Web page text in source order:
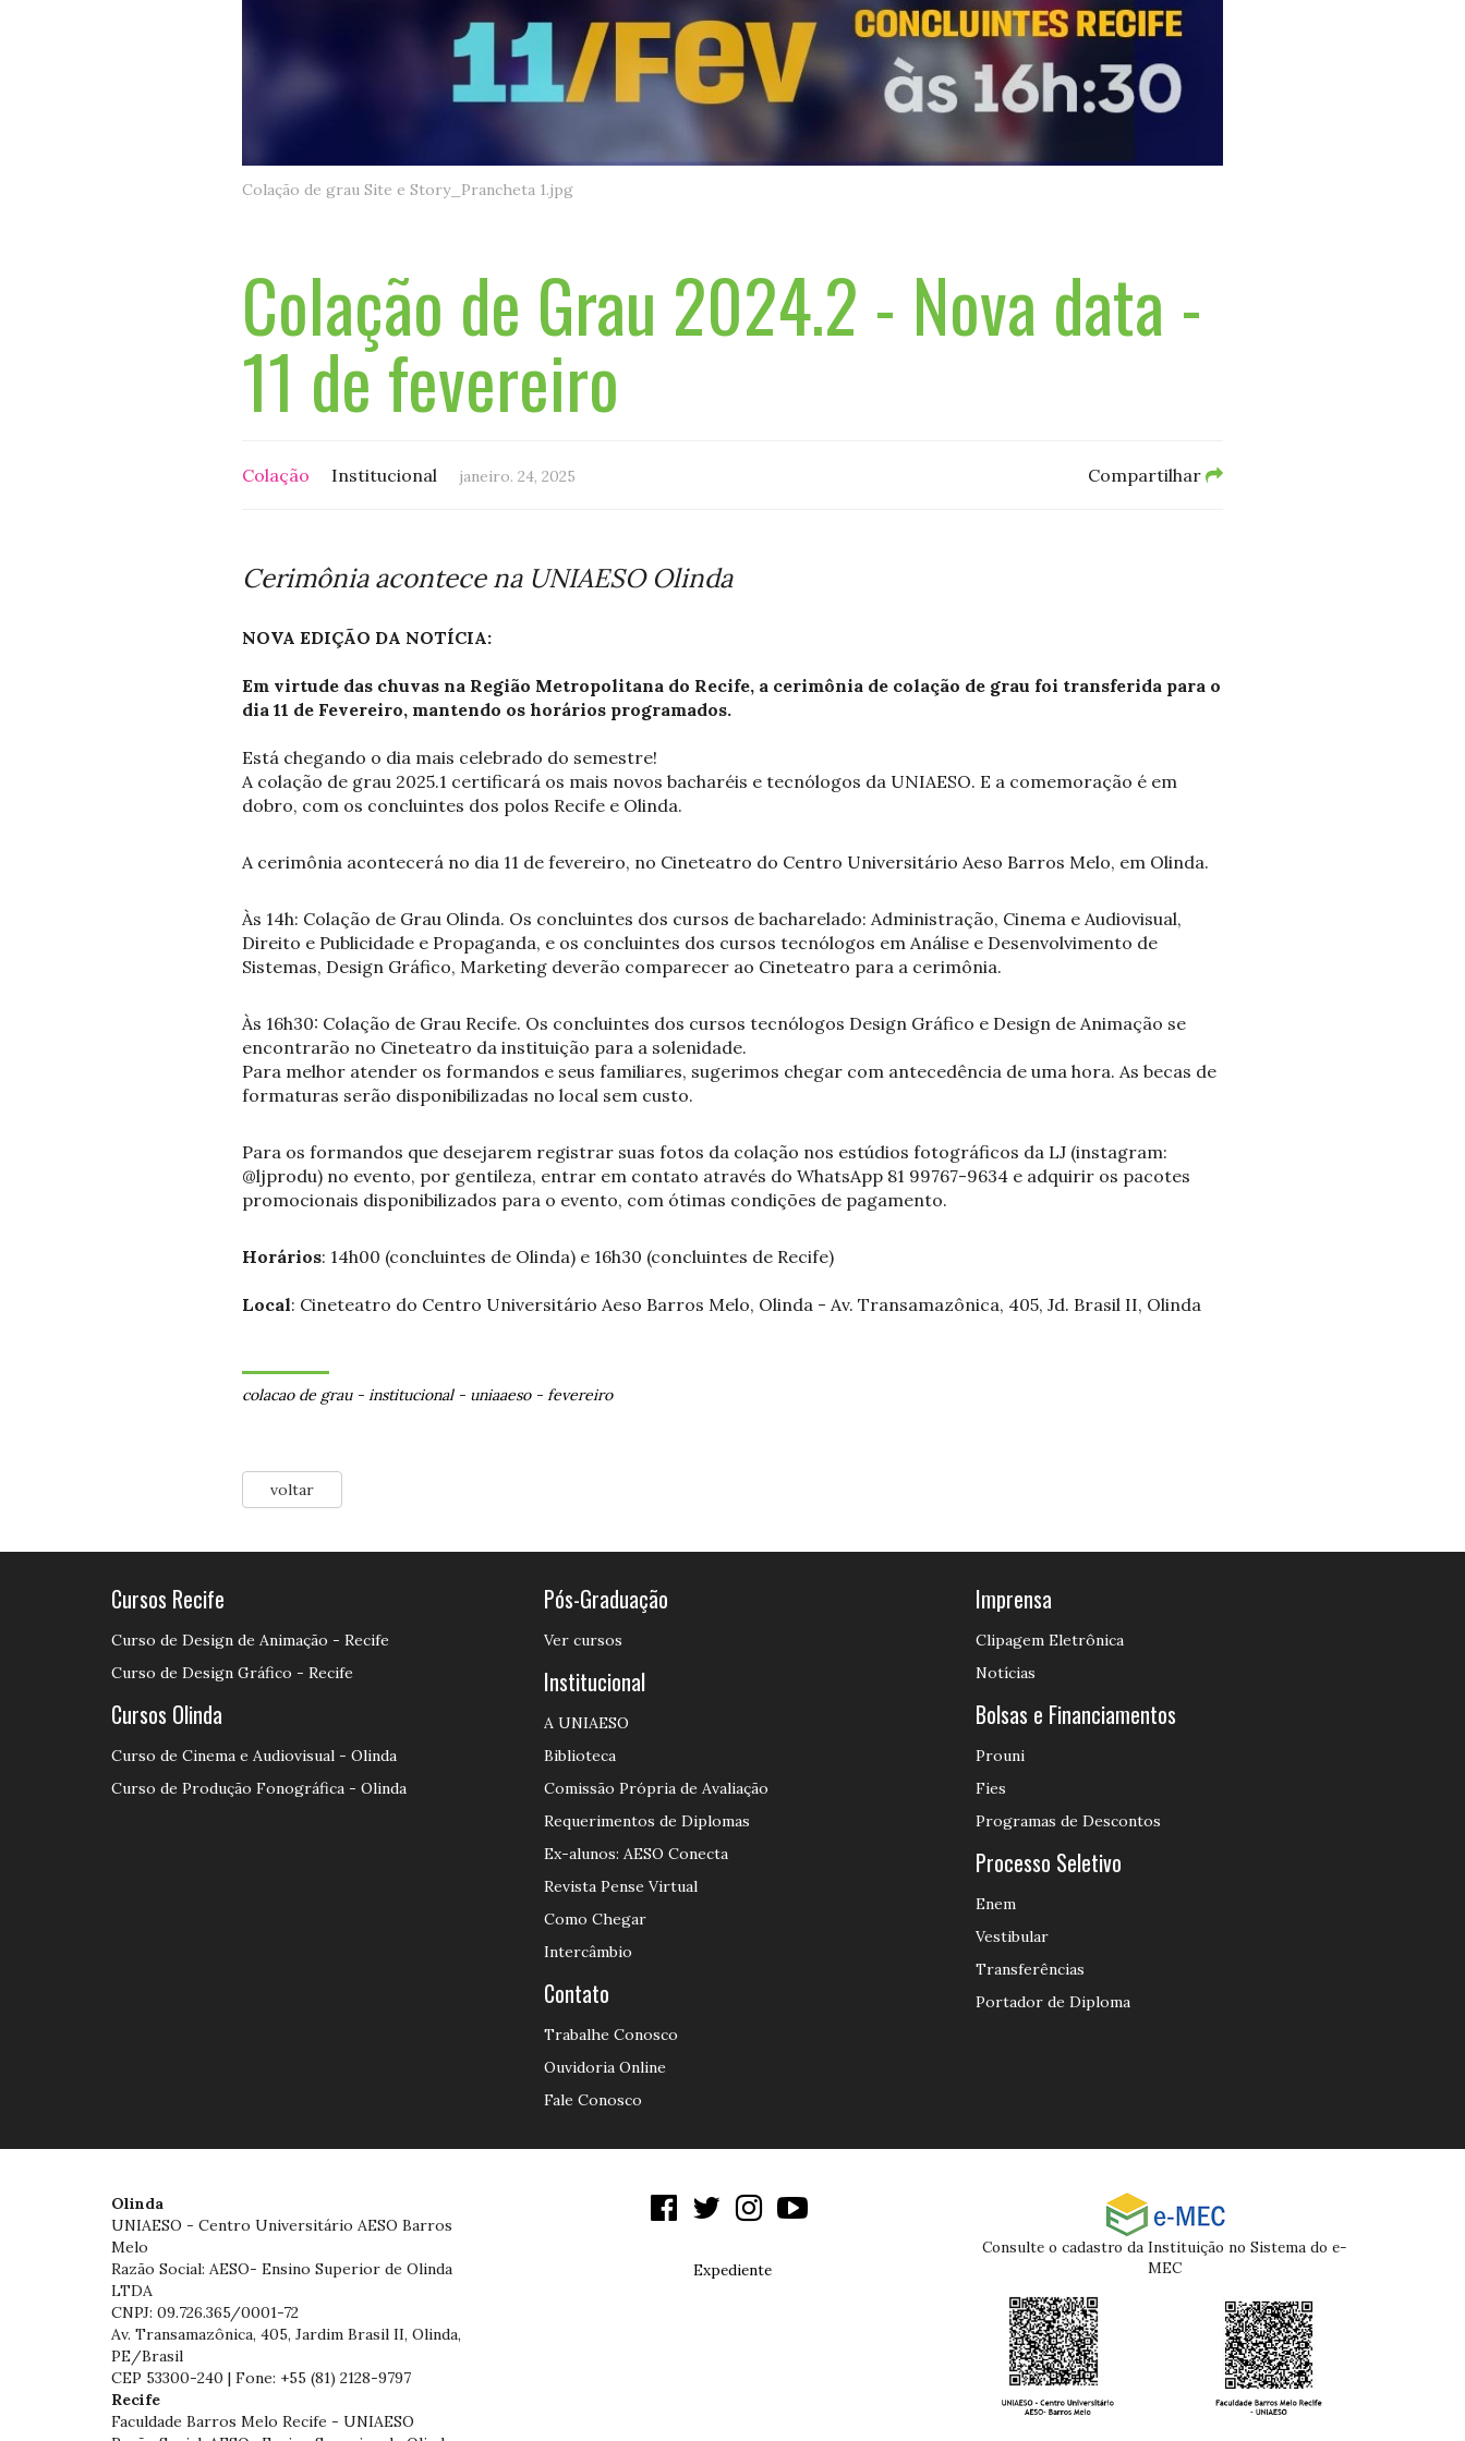
Colação de grau Site e Story_Prancheta 1.jpg
Colação de Grau 2024.2 - Nova data -
11 de fevereiro
Colação Institucional janeiro. 24, 2025 Compartilhar
Cerimônia acontece na UNIAESO Olinda
NOVA EDIÇÃO DA NOTÍCIA:
Em virtude das chuvas na Região Metropolitana do Recife, a cerimônia de colação de grau foi transferida para o
dia 11 de Fevereiro, mantendo os horários programados.
Está chegando o dia mais celebrado do semestre!
A colação de grau 2025.1 certificará os mais novos bacharéis e tecnólogos da UNIAESO. E a comemoração é em
dobro, com os concluintes dos polos Recife e Olinda.
A cerimônia acontecerá no dia 11 de fevereiro, no Cineteatro do Centro Universitário Aeso Barros Melo, em Olinda.
Às 14h: Colação de Grau Olinda. Os concluintes dos cursos de bacharelado: Administração, Cinema e Audiovisual,
Direito e Publicidade e Propaganda, e os concluintes dos cursos tecnólogos em Análise e Desenvolvimento de
Sistemas, Design Gráfico, Marketing deverão comparecer ao Cineteatro para a cerimônia.
Às 16h30: Colação de Grau Recife. Os concluintes dos cursos tecnólogos Design Gráfico e Design de Animação se
encontrarão no Cineteatro da instituição para a solenidade.
Para melhor atender os formandos e seus familiares, sugerimos chegar com antecedência de uma hora. As becas de
formaturas serão disponibilizadas no local sem custo.
Para os formandos que desejarem registrar suas fotos da colação nos estúdios fotográficos da LJ (instagram:
@ljprodu) no evento, por gentileza, entrar em contato através do WhatsApp 81 99767-9634 e adquirir os pacotes
promocionais disponibilizados para o evento, com ótimas condições de pagamento.
Horários: 14h00 (concluintes de Olinda) e 16h30 (concluintes de Recife)
Local: Cineteatro do Centro Universitário Aeso Barros Melo, Olinda - Av. Transamazônica, 405, Jd. Brasil II, Olinda
colacao de grau- institucional- uniaaeso- fevereiro
voltar
Cursos Recife
Curso de Design de Animação - Recife
Curso de Design Gráfico - Recife
Cursos Olinda
Curso de Cinema e Audiovisual - Olinda
Curso de Produção Fonográfica - Olinda
Pós-Graduação
Ver cursos
Institucional
A UNIAESO
Biblioteca
Comissão Própria de Avaliação
Requerimentos de Diplomas
Ex-alunos: AESO Conecta
Revista Pense Virtual
Como Chegar
Intercâmbio
Contato
Trabalhe Conosco
Ouvidoria Online
Fale Conosco
Imprensa
Clipagem Eletrônica
Notícias
Bolsas e Financiamentos
Prouni
Fies
Programas de Descontos
Processo Seletivo
Enem
Vestibular
Transferências
Portador de Diploma
Olinda
UNIAESO - Centro Universitário AESO Barros
Melo
Razão Social: AESO- Ensino Superior de Olinda
LTDA
CNPJ: 09.726.365/0001-72
Av. Transamazônica, 405, Jardim Brasil II, Olinda,
PE/Brasil
CEP 53300-240 | Fone: +55 (81) 2128-9797
Recife
Faculdade Barros Melo Recife - UNIAESO
Expediente
Consulte o cadastro da Instituição no Sistema do e-
MEC